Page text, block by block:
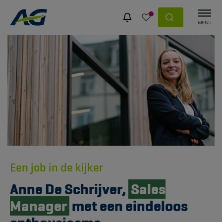
Een job in de kijker
Anne De Schrijver, Sales
Manager met een eindeloos